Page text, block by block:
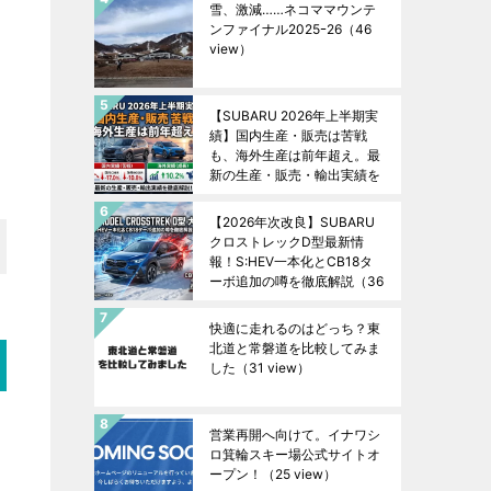
雪、激減……ネコママウンテ
ンファイナル2025ｰ26 （46
view）
【SUBARU 2026年上半期実
績】国内生産・販売は苦戦
も、海外生産は前年超え。最
新の生産・販売・輸出実績を
【2026年次改良】SUBARU
クロストレックD型最新情
報！S:HEV一本化とCB18タ
ーボ追加の噂を徹底解説 （36
快適に走れるのはどっち？東
北道と常磐道を比較してみま
した （31 view）
営業再開へ向けて。イナワシ
ロ箕輪スキー場公式サイトオ
ープン！
（25 view）